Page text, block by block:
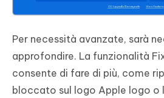
Per necessità avanzate, sarà
approfondire. La funzionalità
consente di fare di più, come
bloccato sul logo Apple logo o